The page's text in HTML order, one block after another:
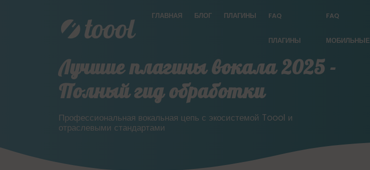
ГЛАВНАЯ БЛОГ ПЛАГИНЫ FAQ
ПЛАГИНЫ
FAQ
МОБИЛЬНЫЕ
Лучшие плагины вокала 2025 -
Полный гид обработки
Профессиональная вокальная цепь с экосистемой Toool и
отраслевыми стандартами